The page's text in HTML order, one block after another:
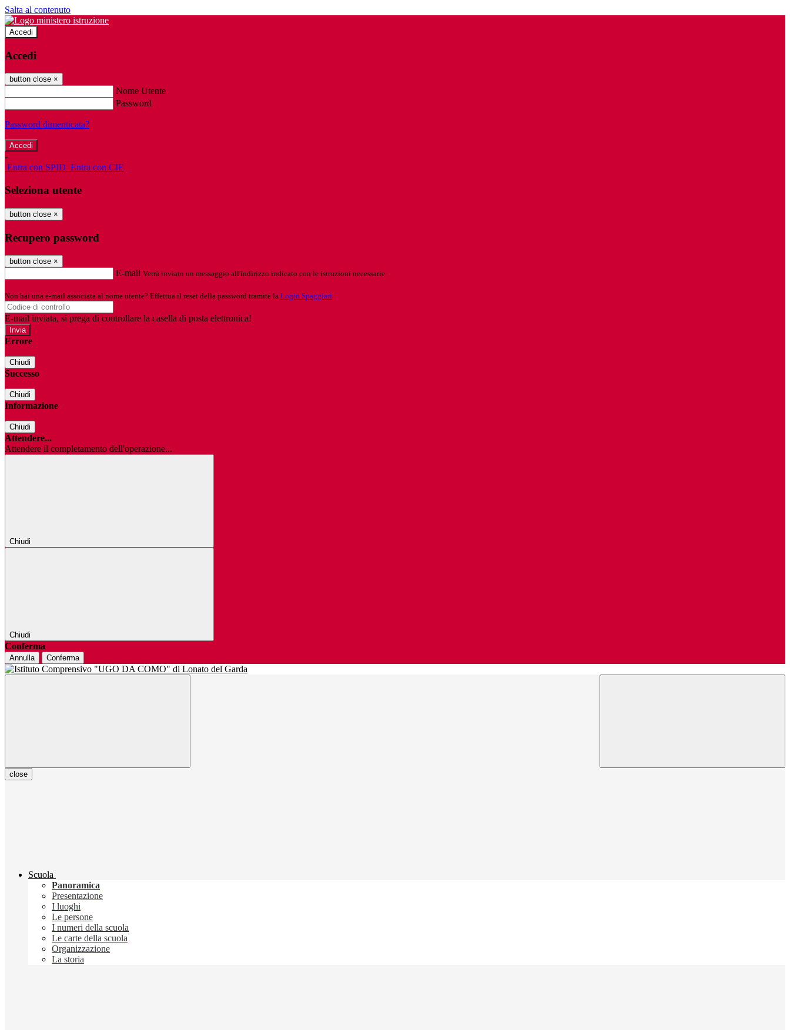
Salta al contenuto
Accedi
Accedi
button close ×
Nome Utente
Password
Password dimenticata?
-
Entra con SPID Entra con CIE
Seleziona utente
button close ×
Recupero password
button close ×
E-mail Verrà inviato un messaggio all'indirizzo indicato con le istruzioni necessarie.
Non hai una e-mail associata al nome utente? Effettua il reset della password tramite la Login Spaggiari
E-mail inviata, si prega di controllare la casella di posta elettronica!
Errore
Chiudi
Successo
Chiudi
Informazione
Chiudi
Attendere...
Attendere il completamento dell'operazione...
Chiudi
Chiudi
Conferma
Annulla Conferma
close
Scuola
Panoramica
Presentazione
I luoghi
Le persone
I numeri della scuola
Le carte della scuola
Organizzazione
La storia